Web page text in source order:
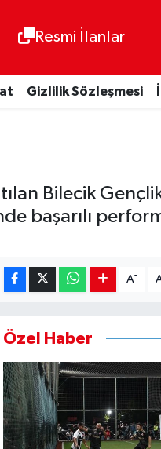
Resmi İlanlar
Gizlilik Sözleşmesi
Bilecik Gençlik
başarılı
A-
Özel Haber